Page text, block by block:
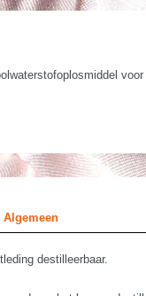
Algemeen
destilleerbaar.